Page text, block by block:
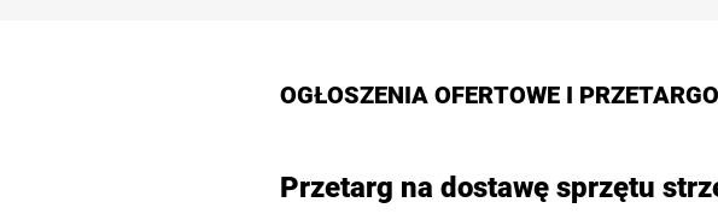
OGŁOSZENIA OFERTOWE I
Przetarg na dostawę sprzętu